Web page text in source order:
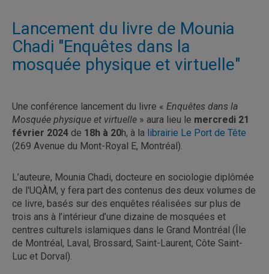
Lancement du livre de Mounia
Chadi "Enquêtes dans la
mosquée physique et virtuelle"
Une conférence lancement du livre « Enquêtes dans la
Mosquée physique et virtuelle » aura lieu le mercredi 21
février 2024 de 18h à 20h, à la librairie Le Port de Tête
(269 Avenue du Mont-Royal E, Montréal).
L’auteure, Mounia Chadi, docteure en sociologie diplômée
de l'UQÀM, y fera part des contenus des deux volumes de
ce livre, basés sur des enquêtes réalisées sur plus de
trois ans à l’intérieur d’une dizaine de mosquées et
centres culturels islamiques dans le Grand Montréal (Île
de Montréal, Laval, Brossard, Saint-Laurent, Côte Saint-
Luc et Dorval).